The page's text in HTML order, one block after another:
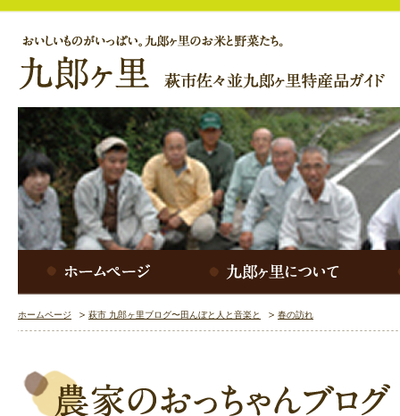
ホームページ 萩市 九郎ヶ里ブログ〜田んぼと人と音楽と 春の訪れ